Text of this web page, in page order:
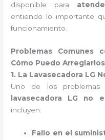
disponible para
entiendo lo importante
funcionamiento.
Problemas Comunes
Cómo Puedo Arreglarlos
1. La Lavasecadora LG
Uno de los
lavasecadora LG no
incluyen:
Fallo en el